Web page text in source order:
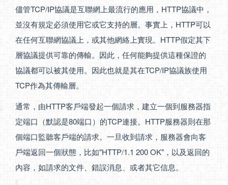
儘管TCP/IP協議是互聯網上最流行的應用，HTTP協議中，
並沒有規定必須使用它或它支持的層。事實上，HTTP可以
在任何互聯網協議上，或其他網絡上實現。HTTP假定其下
層協議提供可靠的傳輸。因此，任何能夠提供這種保證的
協議都可以被其使用。因此也就是其在TCP/IP協議族使用
TCP作為其傳輸層。
通常，由HTTP客戶端發起一個請求，建立一個到服務器指
定端口（默認是80端口）的TCP連接。HTTP服務器則在那
個端口監聽客戶端的請求。一旦收到請求，服務器會向客
戶端返回一個狀態，比如"HTTP/1.1 200 OK"，以及返回的
內容，如請求的文件、錯誤消息、或者其它信息。